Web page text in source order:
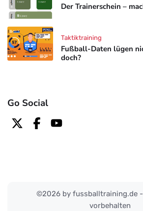
Der Trainerschein –
Fußball-Daten lügen
doch?
Taktiktraining
Go Social
©2026 by fussballtraining.de
vorbehalten